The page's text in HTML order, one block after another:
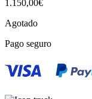
1.150,00€
Agotado
Pago seguro